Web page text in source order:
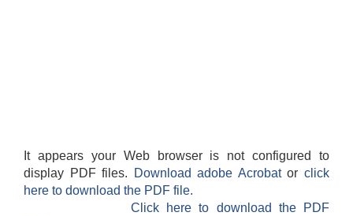
It appears your Web browser is not configured to
display PDF files.
Download adobe Acrobatorclick
here to download the PDF file.
Click here to download the PDF